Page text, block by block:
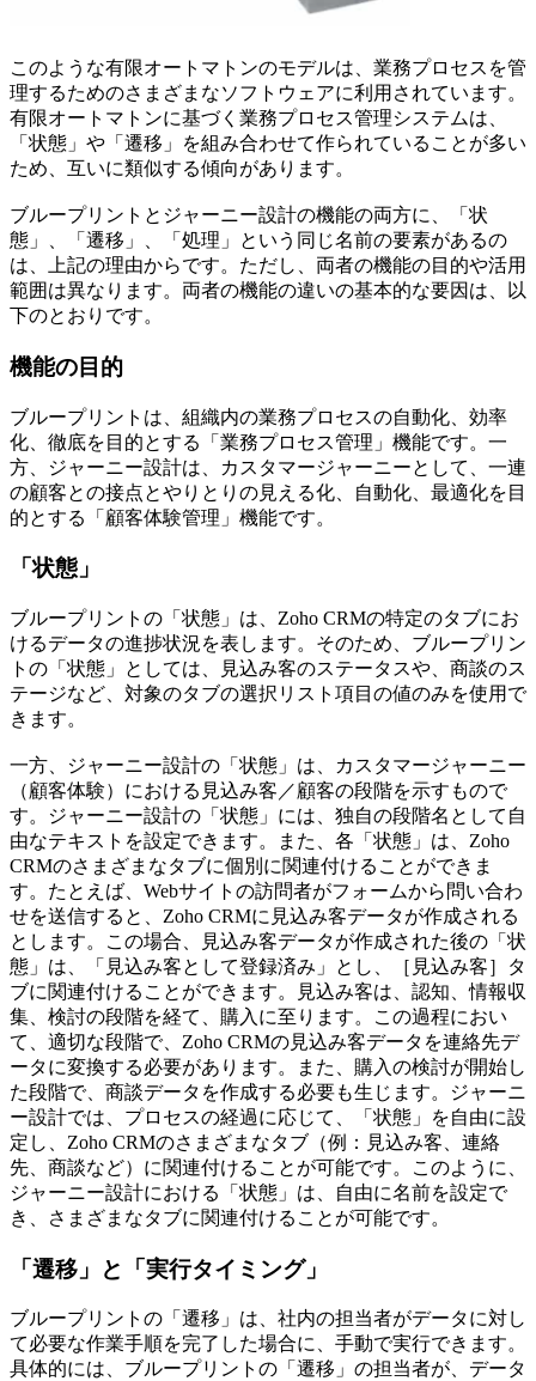
このような有限オートマトンのモデルは、業務プロセスを管
理するためのさまざまなソフトウェアに利用されています。
有限オートマトンに基づく業務プロセス管理システムは、
「状態」や「遷移」を組み合わせて作られていることが多い
ため、互いに類似する傾向があります。
ブループリントとジャーニー設計の機能の両方に、「状
態」、「遷移」、「処理」という同じ名前の要素があるの
は、上記の理由からです。ただし、両者の機能の目的や活用
範囲は異なります。両者の機能の違いの基本的な要因は、以
下のとおりです。
機能の目的
ブループリントは、組織内の業務プロセスの自動化、効率
化、徹底を目的とする「業務プロセス管理」機能です。一
方、ジャーニー設計は、カスタマージャーニーとして、一連
の顧客との接点とやりとりの見える化、自動化、最適化を目
的とする「顧客体験管理」機能です。
「状態」
ブループリントの「状態」は、Zoho CRMの特定のタブにお
けるデータの進捗状況を表します。そのため、ブループリン
トの「状態」としては、見込み客のステータスや、商談のス
テージなど、対象のタブの選択リスト項目の値のみを使用で
きます。
一方、ジャーニー設計の「状態」は、カスタマージャーニー
（顧客体験）における見込み客／顧客の段階を示すもので
す。ジャーニー設計の「状態」には、独自の段階名として自
由なテキストを設定できます。また、各「状態」は、Zoho
CRMのさまざまなタブに個別に関連付けることができま
す。たとえば、Webサイトの訪問者がフォームから問い合わ
せを送信すると、Zoho CRMに見込み客データが作成される
とします。この場合、見込み客データが作成された後の「状
態」は、「見込み客として登録済み」とし、［見込み客］タ
ブに関連付けることができます。見込み客は、認知、情報収
集、検討の段階を経て、購入に至ります。この過程におい
て、適切な段階で、Zoho CRMの見込み客データを連絡先デ
ータに変換する必要があります。また、購入の検討が開始し
た段階で、商談データを作成する必要も生じます。ジャーニ
ー設計では、プロセスの経過に応じて、「状態」を自由に設
定し、Zoho CRMのさまざまなタブ（例：見込み客、連絡
先、商談など）に関連付けることが可能です。このように、
ジャーニー設計における「状態」は、自由に名前を設定で
き、さまざまなタブに関連付けることが可能です。
「遷移」と「実行タイミング」
ブループリントの「遷移」は、社内の担当者がデータに対し
て必要な作業手順を完了した場合に、手動で実行できます。
具体的には、ブループリントの「遷移」の担当者が、データ